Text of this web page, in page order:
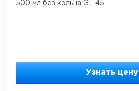
500 мл без кольца GL 45
Узнать цену